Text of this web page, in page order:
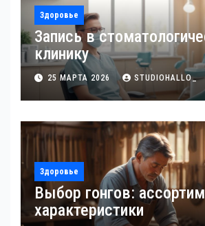
Здоровье
Запись в
клинику
25 МАРТА 2026 STUDIOHALLO_
Здоровье
Выбор гонгов:
характеристики